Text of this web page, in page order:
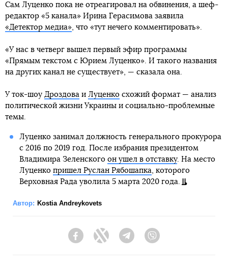
Сам Луценко пока не отреагировал на обвинения, а шеф-
редактор «5 канала» Ирина Герасимова заявила
«Детектор медиа» , что «тут нечего комментировать».
«У нас в четверг вышел первый эфир программы
«Прямым текстом с Юрием Луценко». И такого названия
на других канал не существует», — сказала она.
У ток-шоу Дроздова и Луценко схожий формат — анализ
политической жизни Украины и социально-проблемные
темы.
Луценко занимал должность генерального прокурора
с 2016 по 2019 год. После избрания президентом
Владимира Зеленского он ушел в отставку. На место
Луценко пришел Руслан Рябошапка , которого
Верховная Рада уволила 5 марта 2020 года.
Автор: Kostia Andreykovets
FacebookTwitter Telegram